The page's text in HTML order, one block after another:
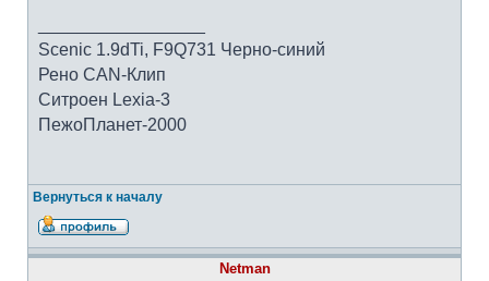
Scenic 1.9dTi, F9Q731 Черно-синий
Рено CAN-Клип
Ситроен Lexia-3
ПежоПланет-2000
Вернуться к началу
Netman